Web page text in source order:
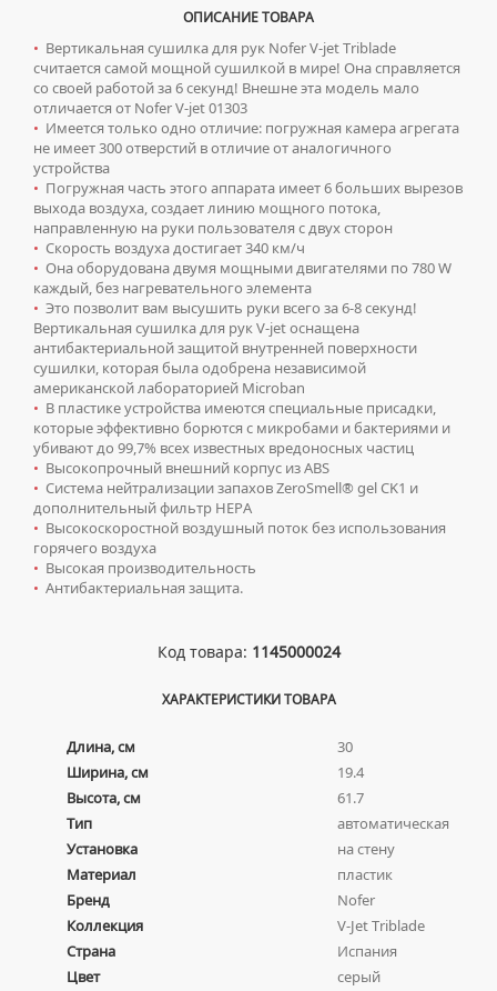
ОПИСАНИЕ ТОВАРА
• Вертикальная сушилка для рук Nofer V-jet Triblade
считается самой мощной сушилкой в мире! Она справляется
со своей работой за 6 секунд! Внешне эта модель мало
отличается от Nofer V-jet 01303
• Имеется только одно отличие: погружная камера агрегата
не имеет 300 отверстий в отличие от аналогичного
устройства
• Погружная часть этого аппарата имеет 6 больших вырезов
выхода воздуха, создает линию мощного потока,
направленную на руки пользователя с двух сторон
• Скорость воздуха достигает 340 км/ч
• Она оборудована двумя мощными двигателями по 780 W
каждый, без нагревательного элемента
• Это позволит вам высушить руки всего за 6-8 секунд!
Вертикальная сушилка для рук V-jet оснащена
антибактериальной защитой внутренней поверхности
сушилки, которая была одобрена независимой
американской лабораторией Microban
• В пластике устройства имеются специальные присадки,
которые эффективно борются с микробами и бактериями и
убивают до 99,7% всех известных вредоносных частиц
• Высокопрочный внешний корпус из ABS
• Система нейтрализации запахов ZeroSmell® gel CK1 и
дополнительный фильтр HEPA
• Высокоскоростной воздушный поток без использования
горячего воздуха
• Высокая производительность
• Антибактериальная защита.
Код товара: 1145000024
ХАРАКТЕРИСТИКИ ТОВАРА
Длина, см
30
Ширина, см
19.4
Высота, см
61.7
Тип
автоматическая
Установка
на стену
Материал
пластик
Бренд
Nofer
Коллекция
V-Jet Triblade
Страна
Испания
Цвет
серый
ШКАФЫ НАВЕСНЫЕ
СИФОНЫ ДЛЯ КУХОННЫХ МОЕК
ПОРУЧНИ ДЛЯ МГН
СМЕСИТЕЛИ ДЛЯ МГН
УМЫВАЛЬНИКИ ДЛЯ МГН
УНИТАЗЫ ДЛЯ МГН
СМЕСИТЕЛИ ДЛЯ БИДЕ
СМЕСИТЕЛИ ДЛЯ ВАННЫ
СМЕСИТЕЛИ ДЛЯ ДУША
СМЕСИТЕЛИ ДЛЯ КУХНИ
СМЕСИТЕЛИ ДЛЯ УМЫВАЛЬНИКА
СМЕСИТЕЛИ МОНО
СМЕСИТЕЛИ НА БОРТ ВАННЫ
ТЕРМОСТАТИЧЕСКИЕ СМЕСИТЕЛИ
ЦВЕТНЫЕ СМЕСИТЕЛИ
УГЛОВЫЕ ВЕНТИЛЯ ДЛЯ СМЕСИТЕЛЕЙ
ДЛЯ ДУШЕВЫХ ПОДДОНОВ
ДЛЯ УМЫВАЛЬНИКОВ
Сушилки для рук
АВТОМАТИЧЕСКИЕ СУШИЛКИ ДЛЯ РУК
НАЖИМНЫЕ СУШИЛКИ ДЛЯ РУК
ПОГРУЖНЫЕ СУШИЛКИ ДЛЯ РУК
Умывальники
ВРЕЗНЫЕ УМЫВАЛЬНИКИ
ДВОЙНЫЕ УМЫВАЛЬНИКИ
МЕБЕЛЬНЫЕ УМЫВАЛЬНИКИ
НАКЛАДНЫЕ УМЫВАЛЬНИКИ
ПОДВЕСНЫЕ УМЫВАЛЬНИКИ
УМЫВАЛЬНИКИ НАД СТИРАЛЬНЫМИ МАШИНАМИ
УМЫВАЛЬНИКИ С ПЬЕДЕСТАЛАМИ
ПЬЕДЕСТАЛЫ ДЛЯ УМЫВАЛЬНИКОВ
ПОЛУПЬЕДЕСТАЛЫ ДЛЯ УМЫВАЛЬНИКОВ
Унитазы
ПОДВЕСНЫЕ УНИТАЗЫ
ПРИСТАВНЫЕ УНИТАЗЫ
УНИТАЗЫ-КОМПАКТЫ
УНИТАЗЫ С БИДЕТКОЙ
КРЫШКИ-СИДЕНЬЯ
КОМПЛЕКТУЮЩИЕ ДЛЯ УНИТАЗОВ